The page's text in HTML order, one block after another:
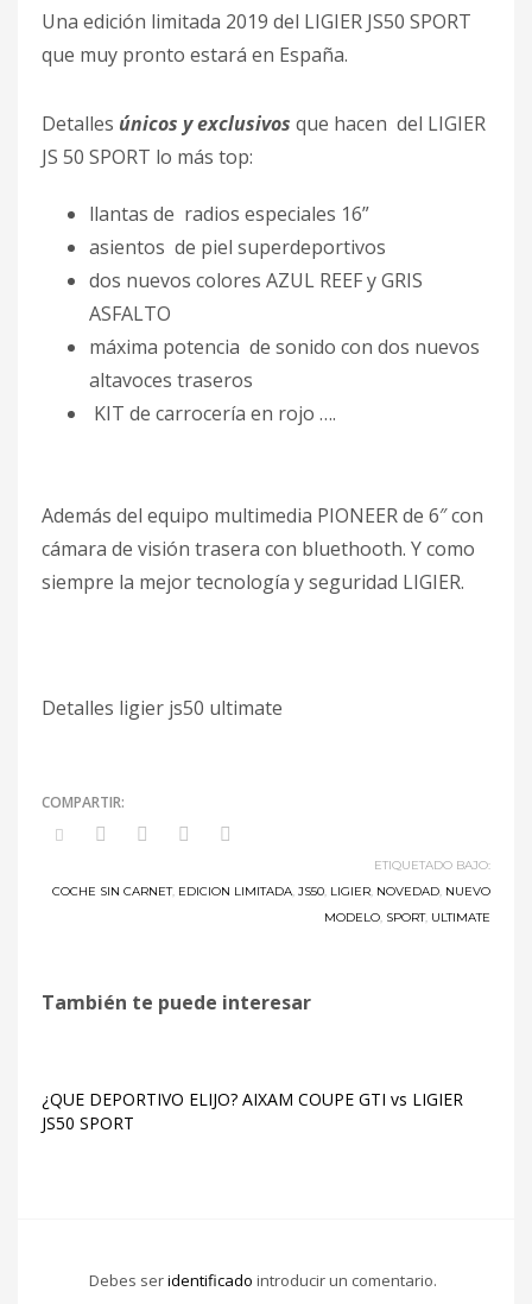
Una edición limitada 2019 del LIGIER JS50 SPORT
que muy pronto estará en España.
Detalles únicos y exclusivos que hacen del LIGIER
JS 50 SPORT lo más top:
llantas de radios especiales 16”
asientos de piel superdeportivos
dos nuevos colores AZUL REEF y GRIS
ASFALTO
máxima potencia de sonido con dos nuevos
altavoces traseros
KIT de carrocería en rojo ….
Además del equipo multimedia PIONEER de 6″ con
cámara de visión trasera con bluethooth. Y como
siempre la mejor tecnología y seguridad LIGIER.
Detalles ligier js50 ultimate
ETIQUETADO BAJO:
COCHE SIN CARNET, EDICION LIMITADA, JS50, LIGIER, NOVEDAD, NUEVO
MODELO, SPORT, ULTIMATE
También te puede interesar
¿QUE DEPORTIVO ELIJO? AIXAM COUPE GTI vs LIGIER
JS50 SPORT
Debes seridentificado introducir un comentario.